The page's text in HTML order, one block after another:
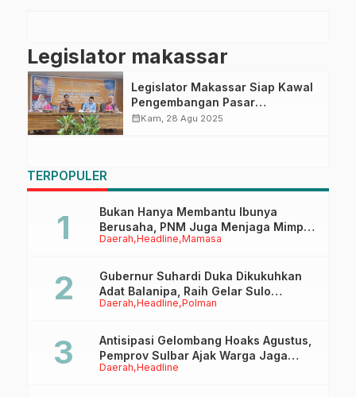
Legislator makassar
Legislator Makassar Siap Kawal
Pengembangan Pasar
Tradisional
calendar_monthKam, 28 Agu 2025
TERPOPULER
Daerah Headline Mamasa
Bukan Hanya Membantu Ibunya
Berusaha, PNM Juga Menjaga Mimpi
Anaknya Untuk Menggapai Cita-Cita
Daerah Headline Polman
Gubernur Suhardi Duka Dikukuhkan
Adat Balanipa, Raih Gelar Sulo
Tappidena
Daerah Headline
Antisipasi Gelombang Hoaks Agustus,
Pemprov Sulbar Ajak Warga Jaga
Ruang Digital